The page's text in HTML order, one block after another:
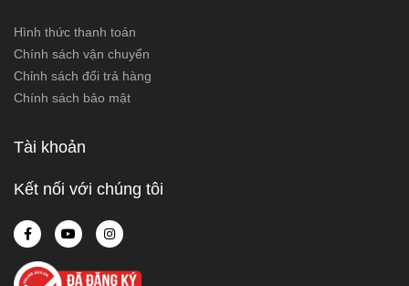
Hình thức thanh toán
Chính sách vận chuyển
Chỉnh sách đổi trả hàng
Chính sách bảo mật
Tài khoản
Kết nối với chúng tôi